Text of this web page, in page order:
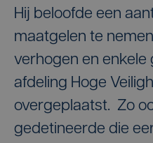
Hij beloofde een
maatgelen te
verhogen en
afdeling Hoge
overgeplaatst. Zo
gedetineerde die